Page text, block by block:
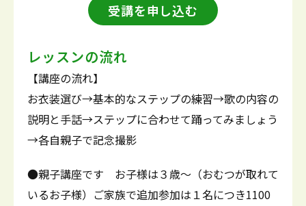
受講を申し込む
レッスンの流れ
【講座の流れ】
お衣装選び→基本的なステップの練習→歌の内容の
説明と手話→ステップに合わせて踊ってみましょう
→各自親子で記念撮影
●親子講座です お子様は３歳～（おむつが取れて
いるお子様）ご家族で追加参加は１名につき1100